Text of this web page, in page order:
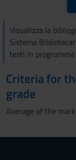
Visualizza la
Sistema
testi in
Criteria for
grade
Average of the